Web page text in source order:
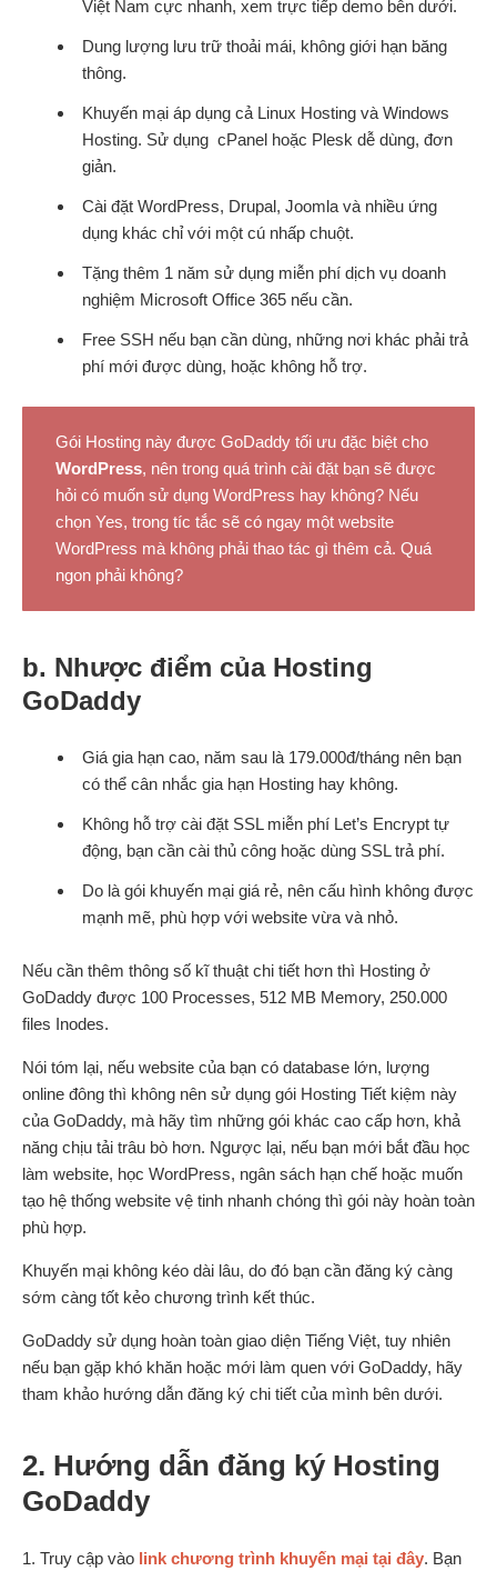
Việt Nam cực nhanh, xem trực tiếp demo bên dưới.
Dung lượng lưu trữ thoải mái, không giới hạn băng
thông.
Khuyến mại áp dụng cả Linux Hosting và Windows
Hosting. Sử dụng cPanel hoặc Plesk dễ dùng, đơn
giản.
Cài đặt WordPress, Drupal, Joomla và nhiều ứng
dụng khác chỉ với một cú nhấp chuột.
Tặng thêm 1 năm sử dụng miễn phí dịch vụ doanh
nghiệm Microsoft Office 365 nếu cần.
Free SSH nếu bạn cần dùng, những nơi khác phải trả
phí mới được dùng, hoặc không hỗ trợ.
Gói Hosting này được GoDaddy tối ưu đặc biệt cho
WordPress, nên trong quá trình cài đặt bạn sẽ được
hỏi có muốn sử dụng WordPress hay không? Nếu
chọn Yes, trong tíc tắc sẽ có ngay một website
WordPress mà không phải thao tác gì thêm cả. Quá
ngon phải không?
b. Nhược điểm của Hosting
GoDaddy
Giá gia hạn cao, năm sau là 179.000đ/tháng nên bạn
có thể cân nhắc gia hạn Hosting hay không.
Không hỗ trợ cài đặt SSL miễn phí Let’s Encrypt tự
động, bạn cần cài thủ công hoặc dùng SSL trả phí.
Do là gói khuyến mại giá rẻ, nên cấu hình không được
mạnh mẽ, phù hợp với website vừa và nhỏ.
Nếu cần thêm thông số kĩ thuật chi tiết hơn thì Hosting ở
GoDaddy được 100 Processes, 512 MB Memory, 250.000
files Inodes.
Nói tóm lại, nếu website của bạn có database lớn, lượng
online đông thì không nên sử dụng gói Hosting Tiết kiệm này
của GoDaddy, mà hãy tìm những gói khác cao cấp hơn, khả
năng chịu tải trâu bò hơn. Ngược lại, nếu bạn mới bắt đầu học
làm website, học WordPress, ngân sách hạn chế hoặc muốn
tạo hệ thống website vệ tinh nhanh chóng thì gói này hoàn toàn
phù hợp.
Khuyến mại không kéo dài lâu, do đó bạn cần đăng ký càng
sớm càng tốt kẻo chương trình kết thúc.
GoDaddy sử dụng hoàn toàn giao diện Tiếng Việt, tuy nhiên
nếu bạn gặp khó khăn hoặc mới làm quen với GoDaddy, hãy
tham khảo hướng dẫn đăng ký chi tiết của mình bên dưới.
2. Hướng dẫn đăng ký Hosting
GoDaddy
1. Truy cập vào link chương trình khuyến mại tại đây. Bạn